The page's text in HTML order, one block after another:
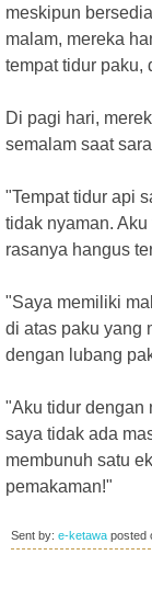
meskipun
malam, mereka
tempat tidur paku,
Di pagi hari,
semalam saat
"Tempat tidur api
tidak nyaman.
rasanya hangus
"Saya memiliki
di atas paku yang
dengan lubang
"Aku tidur dengan
saya tidak ada
membunuh satu
pemakaman!"
Sent by: e-ketawa posted